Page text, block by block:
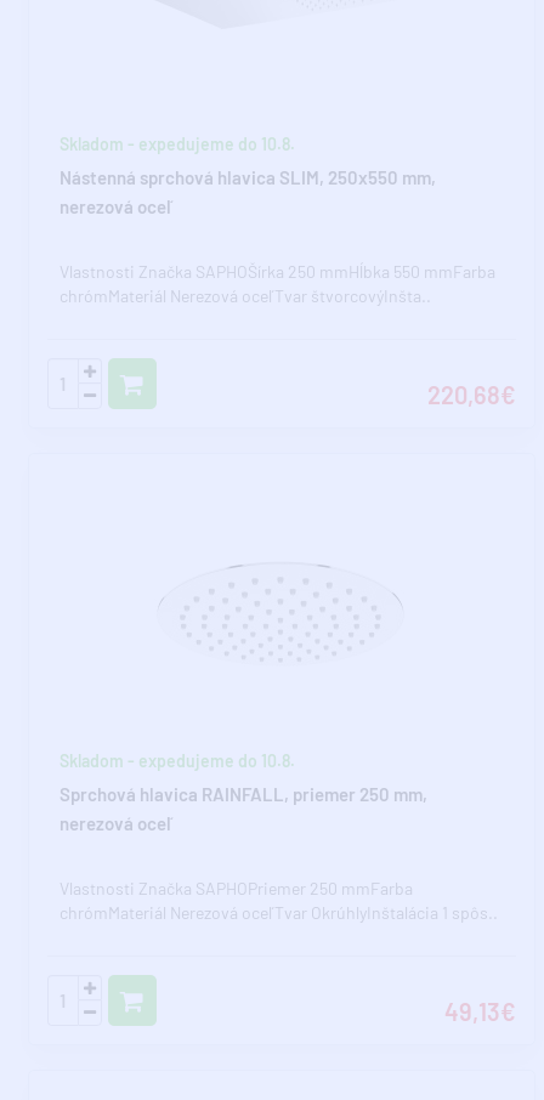
Skladom - expedujeme do 10.8.
Nástenná sprchová hlavica SLIM, 250x550 mm,
nerezová oceľ
Vlastnosti Značka SAPHOŠírka 250 mmHĺbka 550 mmFarba
chrómMateriál Nerezová oceľTvar štvorcovýInšta..
220,68€
Skladom - expedujeme do 10.8.
Sprchová hlavica RAINFALL, priemer 250 mm,
nerezová oceľ
Vlastnosti Značka SAPHOPriemer 250 mmFarba
chrómMateriál Nerezová oceľTvar OkrúhlyInštalácia 1 spôs..
49,13€